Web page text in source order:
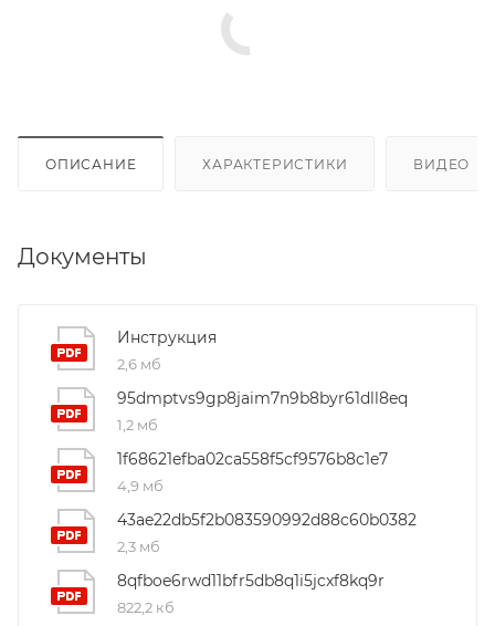
ОПИСАНИЕ ХАРАКТЕРИСТИКИ ВИДЕО
Документы
Инструкция
2,6 мб
95dmptvs9gp8jaim7n9b8byr61dll8eq
1,2 мб
1f68621efba02ca558f5cf9576b8c1e7
4,9 мб
43ae22db5f2b083590992d88c60b0382
2,3 мб
8qfboe6rwd11bfr5db8q1i5jcxf8kq9r
822,2 кб